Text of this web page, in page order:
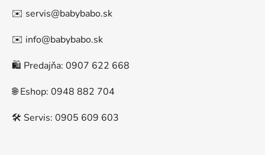
✉️ servis@babybabo.sk
✉️ info@babybabo.sk
🛍️ Predajňa: 0907 622 668
🌐 Eshop: 0948 882 704
🛠️ Servis: 0905 609 603